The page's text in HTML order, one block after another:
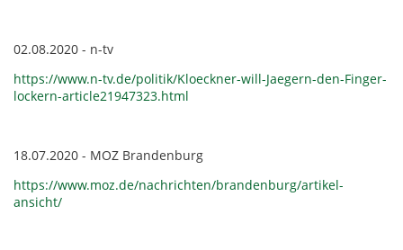
02.08.2020 - n-tv
https://www.n-tv.de/politik/Kloeckner-will-Jaegern-den-Finger-
lockern-article21947323.html
18.07.2020 - MOZ Brandenburg
https://www.moz.de/nachrichten/brandenburg/artikel-
ansicht/